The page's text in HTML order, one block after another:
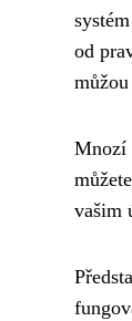
od
Mnozí
vašim